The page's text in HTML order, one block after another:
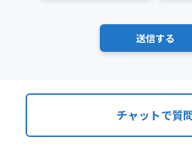
チャットで質